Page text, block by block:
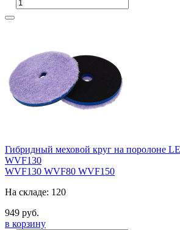
Гибридный меховой круг на поролоне
WVF130
WVF130 WVF80 WVF150
На складе: 120
949 руб.
в корзину